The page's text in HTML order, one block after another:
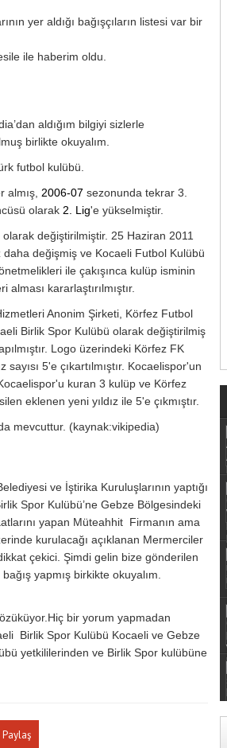
yer aldığı bağışçıların listesi var bir
ile haberim oldu.
aldığım bilgiyi sizlerle
birlikte okuyalım.
futbol kulübü.
almış, 2006-07 sezonunda tekrar 3.
olarak 2. Lig'e yükselmiştir.
değiştirilmiştir. 25 Haziran 2011
değişmiş ve Kocaeli Futbol Kulübü
ile çakışınca kulüp isminin
kararlaştırılmıştır.
Anonim Şirketi, Körfez Futbol
Birlik Spor Kulübü olarak değiştirilmiş
Logo üzerindeki Körfez FK
5'e çıkartılmıştır. Kocaelispor'un
kuran 3 kulüp ve Körfez
eklenen yeni yıldız ile 5'e çıkmıştır.
mevcuttur. (kaynak:vikipedia)
ve İştirika Kuruluşlarının yaptığı
Spor Kulübü’ne Gebze Bölgesindeki
yapan Müteahhit Firmanın ama
kurulacağı açıklanan Mermerciler
çekici. Şimdi gelin bize gönderilen
yapmış birkikte okuyalım.
bir yorum yapmadan
Birlik Spor Kulübü Kocaeli ve Gebze
yetkililerinden ve Birlik Spor kulübüne